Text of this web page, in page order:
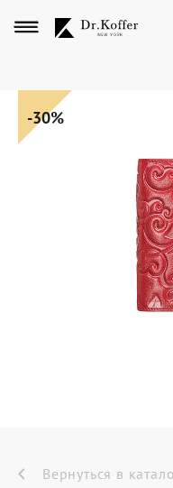
Дорожная
Мужская
Женская
Подарки
Dr.Koffer
Новинки
-30%
Вернуться в